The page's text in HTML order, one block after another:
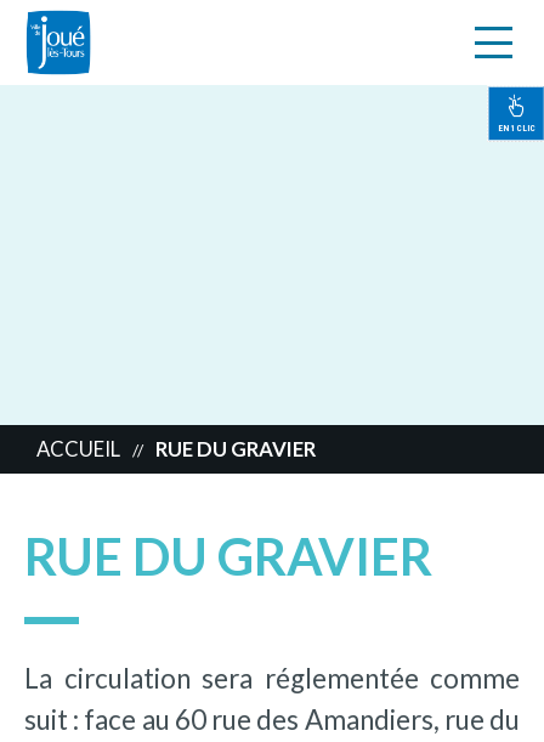
EN 1 CLIC
ACCUEIL // RUE DU GRAVIER
RUE DU GRAVIER
La circulation sera réglementée comme
suit : face au 60 rue des Amandiers, rue du